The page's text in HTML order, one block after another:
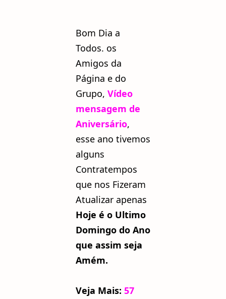
Bom Dia a
Todos. os
Amigos da
Página e do
Grupo, Vídeo
mensagem de
Aniversário,
esse ano tivemos
alguns
Contratempos
que nos Fizeram
Atualizar apenas
Hoje é o Ultimo
Domingo do Ano
que assim seja
Amém.
Veja Mais: 57